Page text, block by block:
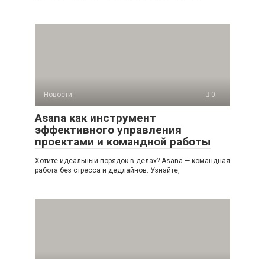
Новости 0
Asana как инструмент
эффективного управления
проектами и командной работы
Хотите идеальный порядок в делах? Asana — командная
работа без стресса и дедлайнов. Узнайте,